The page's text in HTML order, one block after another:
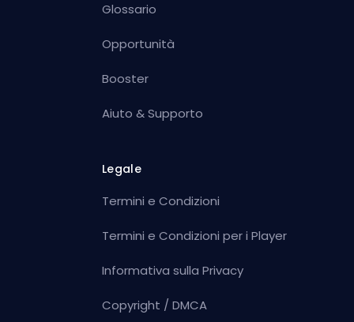
Glossario
Opportunità
Booster
Aiuto & Supporto
Legale
Termini e Condizioni
Termini e Condizioni per i Player
Informativa sulla Privacy
Copyright / DMCA